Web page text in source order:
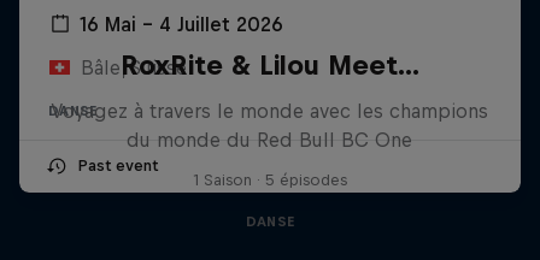
16 Mai – 4 Juillet 2026
Bâle, Suisse
DANSE
Past event
RoxRite & Lilou Meet...
Voyagez à travers le monde avec les champions
du monde du Red Bull BC One
1 Saison · 5 épisodes
DANSE